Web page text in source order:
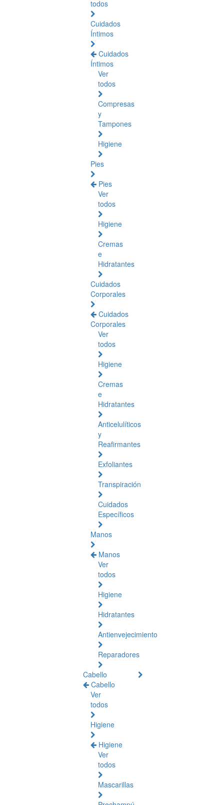
todos
Cuidados
Íntimos
Cuidados
Íntimos
Ver
todos
Compresas
y
Tampones
Higiene
Pies
Pies
Ver
todos
Higiene
Cremas
e
Hidratantes
Cuidados
Corporales
Cuidados
Corporales
Ver
todos
Higiene
Cremas
e
Hidratantes
Anticelulíticos
y
Reafirmantes
Exfoliantes
Transpiración
Cuidados
Específicos
Manos
Manos
Ver
todos
Higiene
Hidratantes
Antienvejecimiento
Reparadores
Cabello
Cabello
Ver
todos
Higiene
Higiene
Ver
todos
Mascarillas